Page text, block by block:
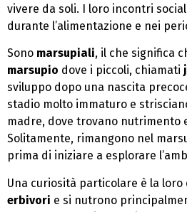
vivere da soli. I loro incontri
durante l’alimentazione e nei
Sono marsupiali, il che significa
marsupio dove i piccoli, chiamati
sviluppo dopo una nascita
stadio molto immaturo e
madre, dove trovano nutrimento
Solitamente, rimangono nel
prima di iniziare a esplorare
Una curiosità particolare è la loro
erbivori e si nutrono